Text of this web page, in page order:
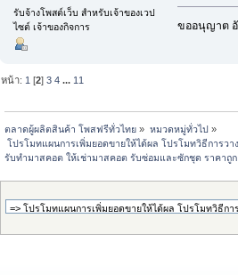
รับจ้างโพสต์เว็บ สำหรับเจ้าของเวป
ไซต์ เจ้าของกิจการ
ขออนุญาต
หน้า: 1 [2]3 4 ... 11
ตลาดผู้ผลิตสินค้า โพสฟรีทั่วไทย » หมวดหมู่ทั่วไป»
โปรโมทแผนการเพิ่มยอดขายให้ได้ผล โปรโมทวิธีการวา
รับทำมาสคอต ให้เช่ามาสคอต รับซ่อมและซักชุด ราคาถู